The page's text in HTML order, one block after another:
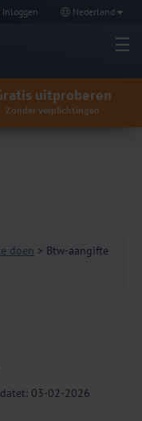
Inloggen Nederland
uitproberen
Zonder verplichtingen
doen > Btw-aangifte
03-02-2026